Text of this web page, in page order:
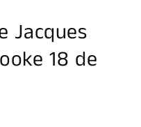
Jacques
18 de